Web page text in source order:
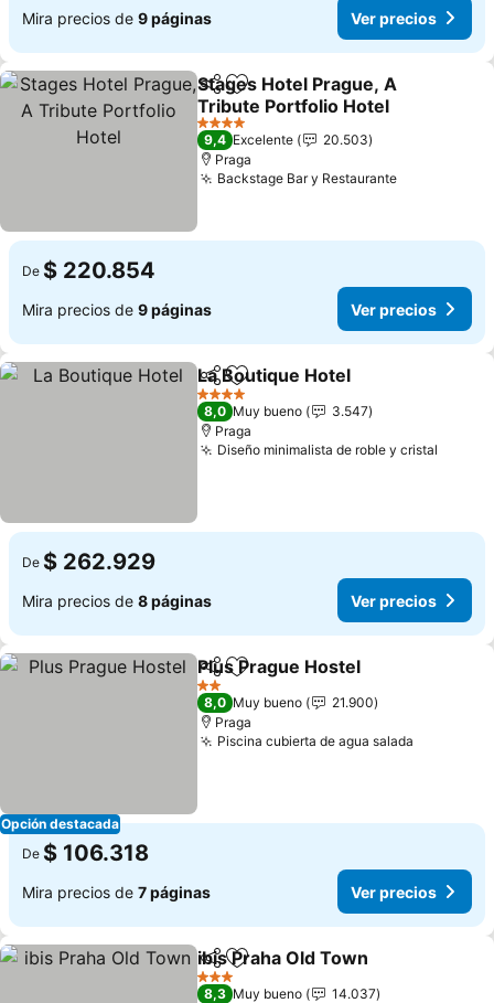
Mira precios de 9 páginas Ver precios
CompartirAgregar a favoritos
Stages Hotel Prague, A
Tribute Portfolio Hotel
4 Estrellas
9,4 Excelente
20.503
Praga
Backstage Bar y Restaurante
De $ 220.854
Mira precios de 9 páginas Ver precios
CompartirAgregar a favoritos
La Boutique Hotel
4 Estrellas
8,0 Muy bueno
3.547
Praga
Diseño minimalista de roble y cristal
De $ 262.929
Mira precios de 8 páginas Ver precios
Opción destacada
CompartirAgregar a favoritos
Plus Prague Hostel
2 Estrellas
8,0 Muy bueno
21.900
Praga
Piscina cubierta de agua salada
De $ 106.318
Mira precios de 7 páginas Ver precios
CompartirAgregar a favoritos
ibis Praha Old Town
3 Estrellas
8,3 Muy bueno
14.037